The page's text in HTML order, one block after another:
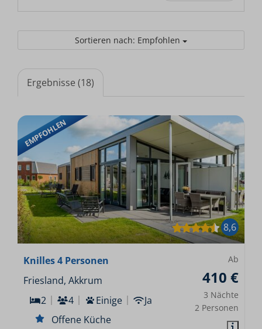
Sortieren nach: Empfohlen
Ergebnisse (18)
EMPFOHLEN
8,6
Ab
410 €
3 Nächte
2 Personen
Knilles 4 Personen
Friesland, Akkrum
2
4 Einige
Ja
Offene Küche